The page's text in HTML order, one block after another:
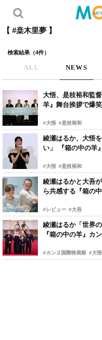
【 #桒木里夢 】
検索結果（4件）
ALL NEWS
大悟、是枝裕和監
羊』舞台挨拶で爆笑
#大悟 #是枝裕和
綾瀬はるか、大悟
い」 『箱の中の羊
#大悟 #是枝裕和
綾瀬はるかと大吾
ら共感する『箱の中
#レビュー #大吾
綾瀬はるか「世界
『箱の中の羊』カ
#カンヌ国際映画祭 #大悟